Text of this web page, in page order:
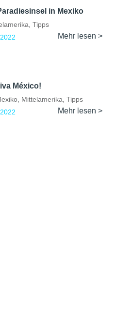
in Mexiko
, Tipps
Mehr lesen >
México!
, Mittelamerika, Tipps
Mehr lesen >